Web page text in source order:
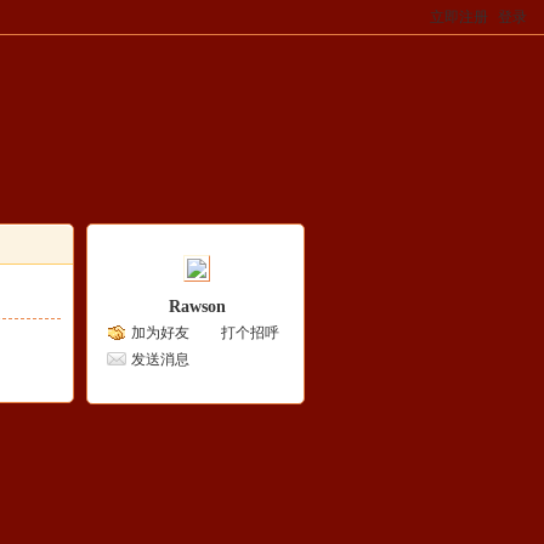
立即注册 登录
Rawson
加为好友
打个招呼
发送消息